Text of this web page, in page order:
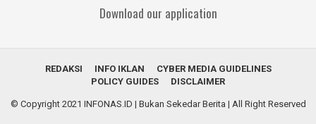
Download our application
REDAKSI INFO IKLAN
CYBER MEDIA GUIDELINES
POLICY GUIDES
DISCLAIMER
© Copyright 2021 INFONAS.ID | Bukan Sekedar Berita | All Right Reserved